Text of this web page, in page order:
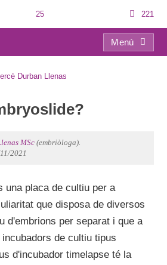
25 221
Menú
Durban Llenas
MSc (embriòloga).
2021
una placa de cultiu per a
que disposa de diversos
d'embrions per separat i que a
de cultiu tipus
d'incubador timelapse té la